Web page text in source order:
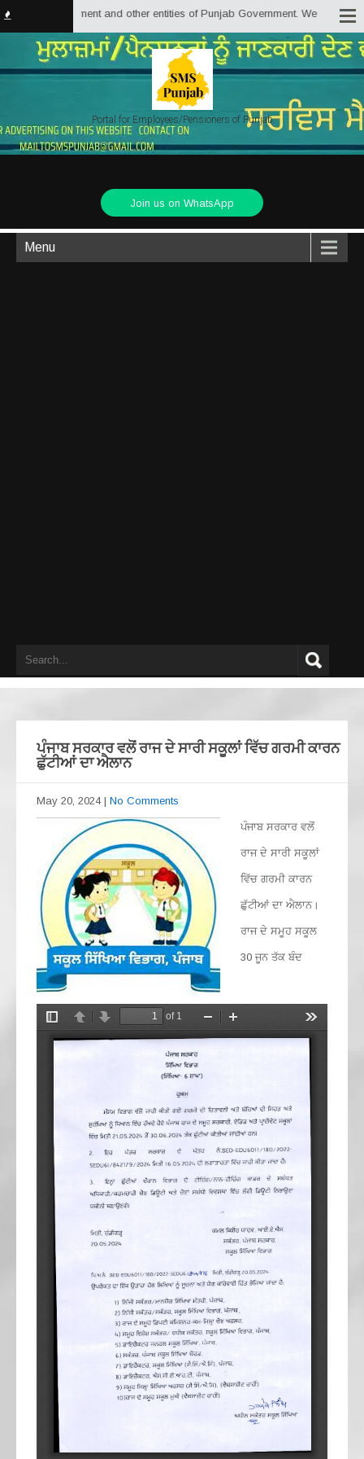
and other entities of Punjab Government. We are
Portal for Employees/Pensioners of Punjab
Join us on WhatsApp
Menu
ਪੰਜਾਬ ਸਰਕਾਰ ਵਲੋਂ ਰਾਜ ਦੇ ਸਾਰੀ ਸਕੂਲਾਂ ਵਿੱਚ ਗਰਮੀ ਕਾਰਨ
ਛੁੱਟੀਆਂ ਦਾ ਐਲਾਨ
May 20, 2024 | No Comments
ਪੰਜਾਬ ਸਰਕਾਰ ਵਲੋਂ
ਰਾਜ ਦੇ ਸਾਰੀ ਸਕੂਲਾਂ
ਵਿੱਚ ਗਰਮੀ ਕਾਰਨ
ਛੁੱਟੀਆਂ ਦਾ ਐਲਾਨ।
ਰਾਜ ਦੇ ਸਮੂਹ ਸਕੂਲ
30 ਜੂਨ ਤੱਕ ਬੰਦ